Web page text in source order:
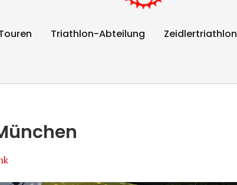
Feucht e.V.
Triathlon-Abteilung Zeidlertriathlon